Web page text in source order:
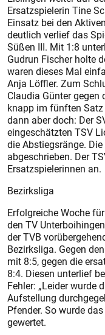
Ersatzspielerin Tine
Einsatz bei den
deutlich verlief das
Süßen III. Mit 1:8
Gudrun Fischer holte
waren dieses Mal
Anja Löffler. Zum
Claudia Günter
knapp im fünften Satz
dann aber doch: Der
eingeschätzten TSV
die Abstiegsränge.
abgeschrieben. Der
Ersatzspielerinnen an.
Bezirksliga
Erfolgreiche Woche
den TV
der TVB
Bezirksliga. Gegen
mit 8:5, gegen die
8:4. Diesen unterlief
Fehler: „Leider wurde
Aufstellung
Pfender. So wurde
gewertet.